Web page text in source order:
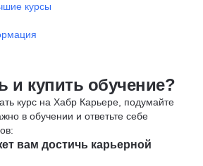
курсы
и купить обучение?
курс на Хабр Карьере, подумайте
в обучении и ответьте себе
вам достичь карьерной